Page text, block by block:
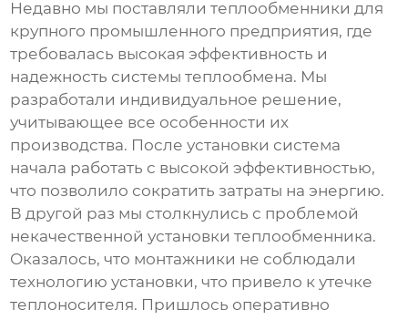
Недавно мы поставлялитеплообменники для
крупного промышленного предприятия, где
требовалась высокая эффективность и
надежность системы теплообмена. Мы
разработали индивидуальное решение,
учитывающее все особенности их
производства. После установки система
начала работать с высокой эффективностью,
что позволило сократить затраты на энергию.
В другой раз мы столкнулись с проблемой
некачественной установкитеплообменника.
Оказалось, что монтажники не соблюдали
технологию установки, что привело к утечке
теплоносителя. Пришлось оперативно